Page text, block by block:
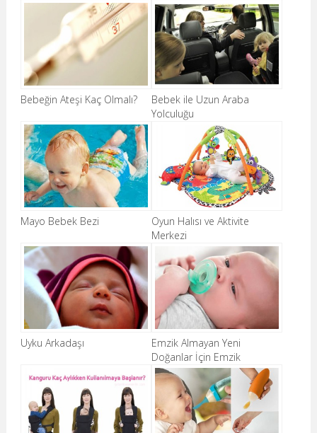
Bebeğin Ateşi Kaç Olmalı?
Bebek ile Uzun Araba
Yolculuğu
Mayo Bebek Bezi
Oyun Halısı ve Aktivite
Merkezi
Uyku Arkadaşı
Emzik Almayan Yeni
Doğanlar İçin Emzik